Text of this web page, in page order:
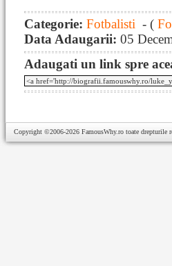
Categorie: Fotbalisti - (
Data Adaugarii: 05
Adaugati un link spre
Copyright ©2006-2026 FamousWhy.ro toate drepturile